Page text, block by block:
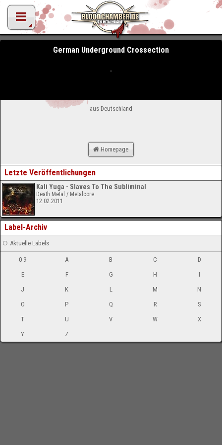
German Underground Crossection
aus Deutschland
Homepage
Letzte Veröffentlichungen
Kali Yuga - Slaves To The Subliminal
Death Metal / Metalcore
12.02.2011
Label-Archiv
Aktuelle Labels
0-9 A B C
D
E
F G H
I
J
K L M
N
O
P Q R
S
T
U V W
X
Y
Z